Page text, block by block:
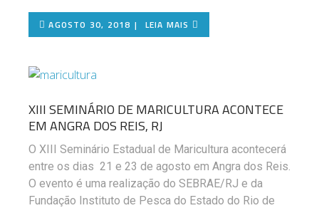
AGOSTO 30, 2018 LEIA MAIS
XIII SEMINÁRIO DE MARICULTURA ACONTECE
EM ANGRA DOS REIS, RJ
O XIII Seminário Estadual de Maricultura acontecerá
entre os dias 21 e 23 de agosto em Angra dos Reis.
O evento é uma realização do SEBRAE/RJ e da
Fundação Instituto de Pesca do Estado do Rio de